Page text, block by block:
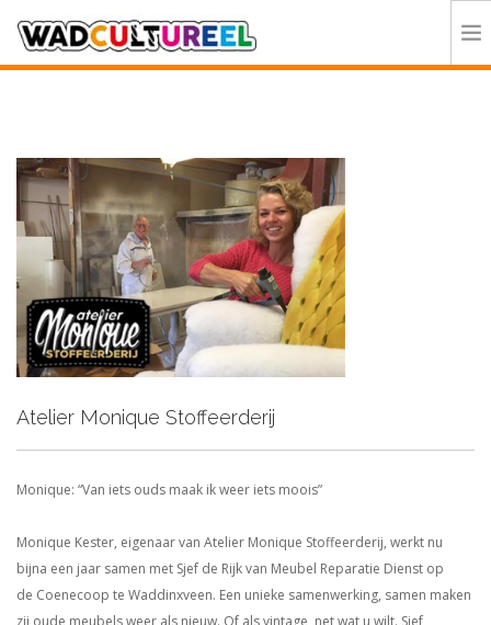
DEELNEMERS
DOE MEE
CONTACT
ORGANISATIE
Atelier Monique Stoffeerderij
Monique: “Van iets ouds maak ik weer iets moois”
Monique Kester, eigenaar van Atelier Monique Stoffeerderij, werkt nu
bijna een jaar samen met Sjef de Rijk van Meubel Reparatie Dienst op
de Coenecoop te Waddinxveen. Een unieke samenwerking, samen maken
zij oude meubels weer als nieuw. Of als vintage, net wat u wilt. Sjef